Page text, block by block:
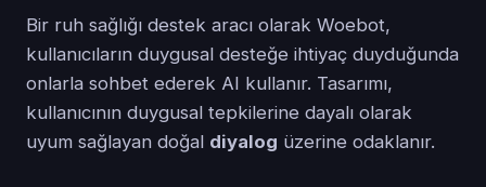
Bir ruh sağlığı destek aracı olarak Woebot,
kullanıcıların duygusal desteğe ihtiyaç duyduğunda
onlarla sohbet ederek AI kullanır. Tasarımı,
kullanıcının duygusal tepkilerine dayalı olarak
uyum sağlayan doğal diyalog üzerine odaklanır.